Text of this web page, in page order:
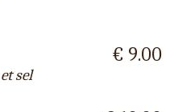
sel
€ 9.00